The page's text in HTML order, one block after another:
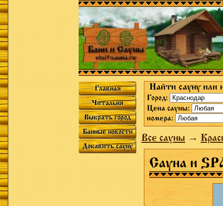
Главная
Читальня
Выбрать город
Банные новости
Добавить сауну
Найти сауну или
Город:
Цена сауны:
номера:
Все сауны→
Сауна и